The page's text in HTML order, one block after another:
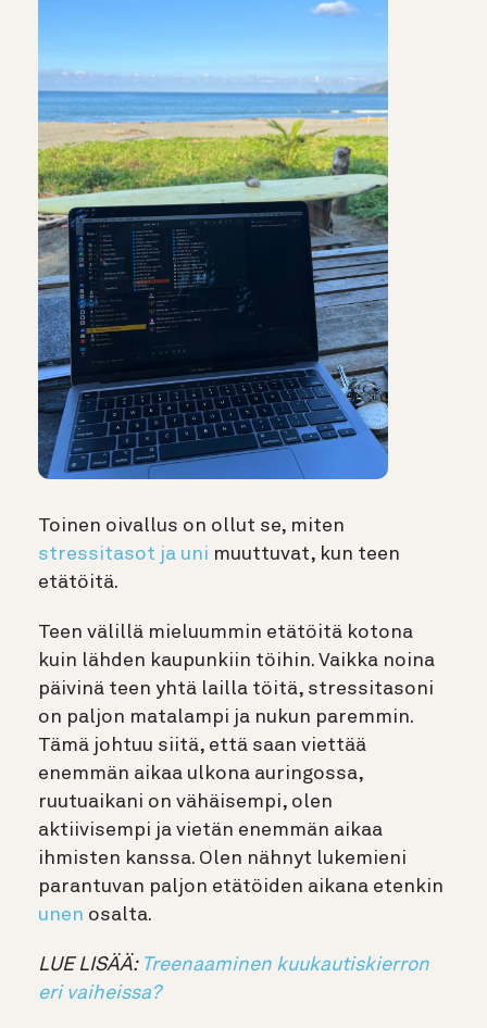
Toinen oivallus on ollut se, miten
stressitasot ja uni muuttuvat, kun teen
etätöitä.
Teen välillä mieluummin etätöitä kotona
kuin lähden kaupunkiin töihin. Vaikka noina
päivinä teen yhtä lailla töitä, stressitasoni
on paljon matalampi ja nukun paremmin.
Tämä johtuu siitä, että saan viettää
enemmän aikaa ulkona auringossa,
ruutuaikani on vähäisempi, olen
aktiivisempi ja vietän enemmän aikaa
ihmisten kanssa. Olen nähnyt lukemieni
parantuvan paljon etätöiden aikana etenkin
unen osalta.
LUE LISÄÄ: Treenaaminen kuukautiskierron
eri vaiheissa?